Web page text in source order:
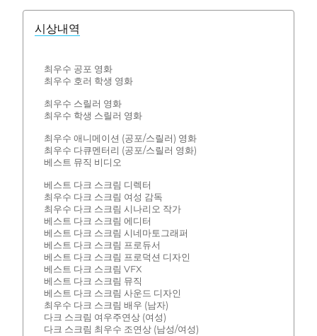
시상내역
최우수 공포 영화
최우수 호러 학생 영화
최우수 스릴러 영화
최우수 학생 스릴러 영화
최우수 애니메이션 (공포/스릴러) 영화
최우수 다큐멘터리 (공포/스릴러 영화)
베스트 뮤직 비디오
베스트 다크 스크림 디렉터
최우수 다크 스크림 여성 감독
최우수 다크 스크림 시나리오 작가
베스트 다크 스크림 에디터
베스트 다크 스크림 시네마토그래퍼
베스트 다크 스크림 프로듀서
베스트 다크 스크림 프로덕션 디자인
베스트 다크 스크림 VFX
베스트 다크 스크림 뮤직
베스트 다크 스크림 사운드 디자인
최우수 다크 스크림 배우 (남자)
다크 스크림 여우주연상 (여성)
다크 스크림 최우수 조연상 (남성/여성)